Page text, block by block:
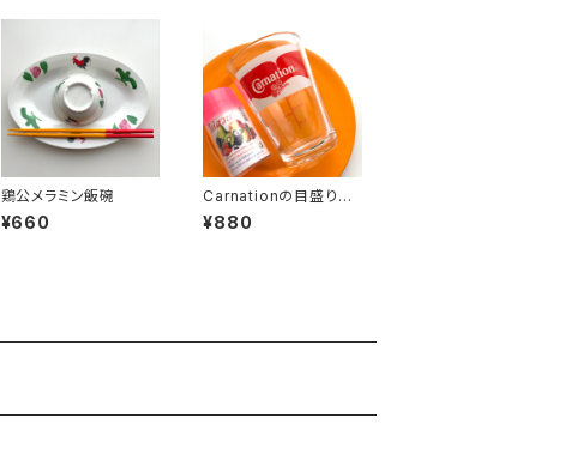
鶏公メラミン飯碗
¥660
Carnationの目盛り付
きグラス
¥880